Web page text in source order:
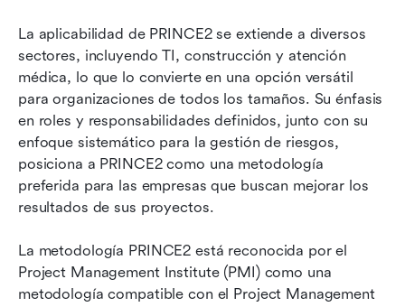
La aplicabilidad de PRINCE2 se extiende a diversos
sectores, incluyendo TI, construcción y atención
médica, lo que lo convierte en una opción versátil
para organizaciones de todos los tamaños. Su énfasis
en roles y responsabilidades definidos, junto con su
enfoque sistemático para la gestión de riesgos,
posiciona a PRINCE2 como una metodología
preferida para las empresas que buscan mejorar los
resultados de sus proyectos.
La metodología PRINCE2 está reconocida por el
Project Management Institute (PMI) como una
metodología compatible con el Project Management